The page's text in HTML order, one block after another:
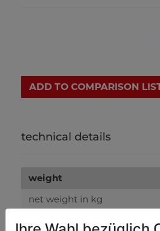
ADD TO COMPARISON
technical details
weight
net weight in kg